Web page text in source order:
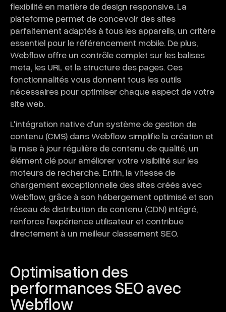
flexibilité en matière de design responsive. La
plateforme permet de concevoir des sites
parfaitement adaptés à tous les appareils, un critère
essentiel pour le référencement mobile. De plus,
Webflow offre un contrôle complet sur les balises
meta, les URL et la structure des pages. Ces
fonctionnalités vous donnent tous les outils
nécessaires pour optimiser chaque aspect de votre
site web.
L'intégration native d'un système de gestion de
contenu (CMS) dans Webflow simplifie la création et
la mise à jour régulière de contenu de qualité, un
élément clé pour améliorer votre visibilité sur les
moteurs de recherche. Enfin, la vitesse de
chargement exceptionnelle des sites créés avec
Webflow, grâce à son hébergement optimisé et son
réseau de distribution de contenu (CDN) intégré,
renforce l'expérience utilisateur et contribue
directement à un meilleur classement SEO.
Optimisation des
performances SEO avec
Webflow